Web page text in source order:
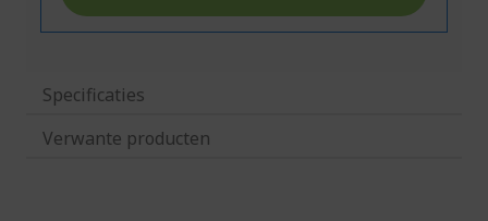
Specificaties
Verwante producten